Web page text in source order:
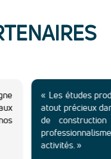
Les études produites par
précieux dans la
construction et du
professionnalisme, sa